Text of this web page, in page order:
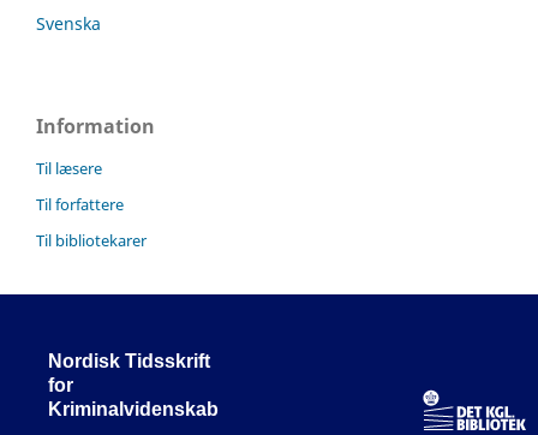
Svenska
Information
Til læsere
Til forfattere
Til bibliotekarer
Nordisk Tidsskrift
for
Kriminalvidenskab